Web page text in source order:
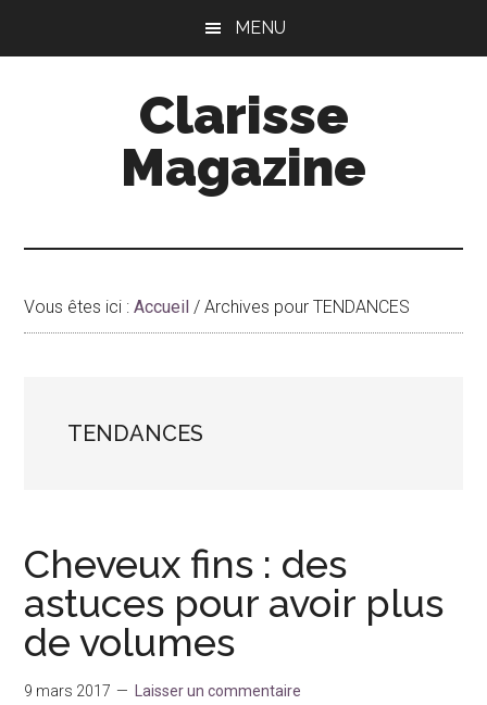
MENU
Clarisse
Magazine
Vous êtes ici :Accueil / Archives pour TENDANCES
TENDANCES
Cheveux fins : des
astuces pour avoir plus
de volumes
9 mars 2017 Laisser un commentaire